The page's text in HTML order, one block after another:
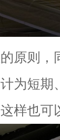
原则，
为短期
样也可